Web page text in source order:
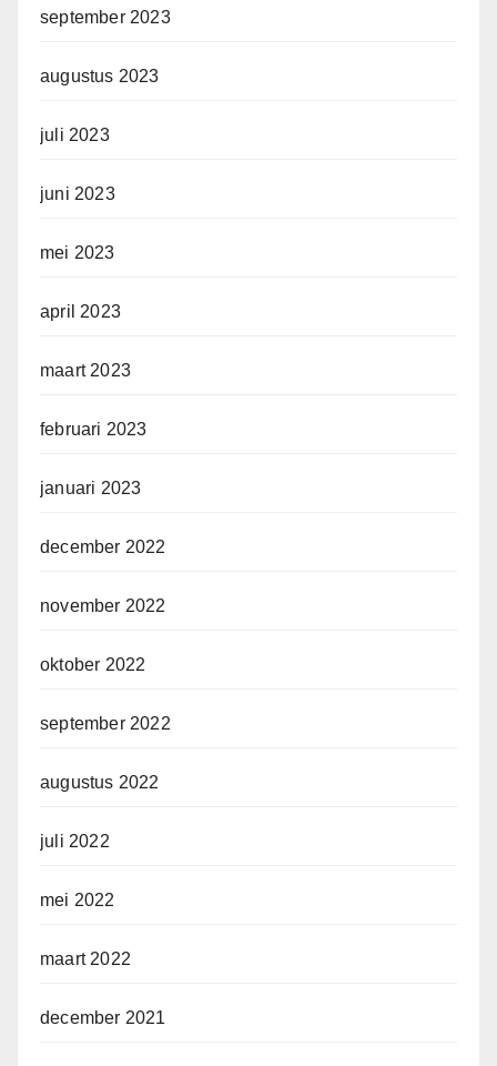
september 2023
augustus 2023
juli 2023
juni 2023
mei 2023
april 2023
maart 2023
februari 2023
januari 2023
december 2022
november 2022
oktober 2022
september 2022
augustus 2022
juli 2022
mei 2022
maart 2022
december 2021